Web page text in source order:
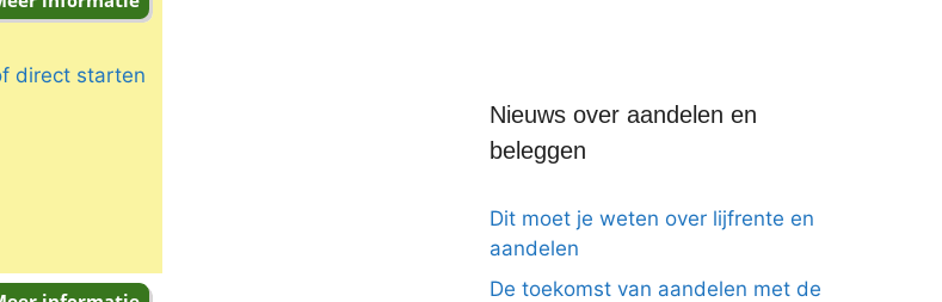
direct starten
Nieuws over aandelen en
beleggen
Dit moet je weten over lijfrente en
aandelen
De toekomst van aandelen met de